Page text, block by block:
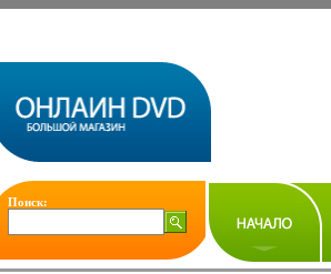
Поиск: